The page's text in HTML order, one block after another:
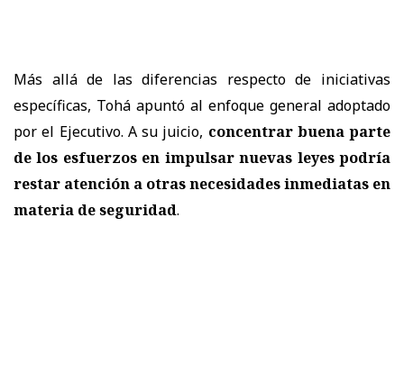
Más allá de las diferencias respecto de iniciativas
específicas, Tohá apuntó al enfoque general adoptado
por el Ejecutivo. A su juicio, concentrar buena parte
de los esfuerzos en impulsar nuevas leyes podría
restar atención a otras necesidades inmediatas en
materia de seguridad.